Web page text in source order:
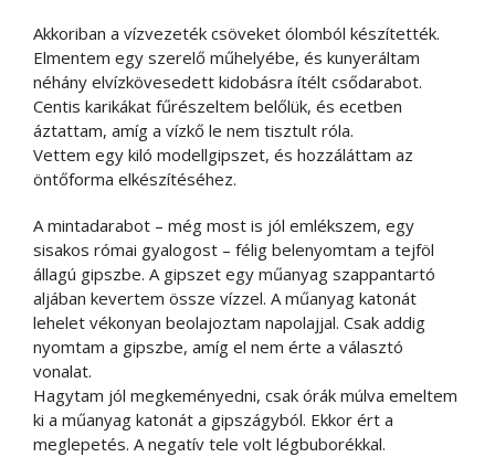
Akkoriban a vízvezeték csöveket ólomból készítették.
Elmentem egy szerelő műhelyébe, és kunyeráltam
néhány elvízkövesedett kidobásra ítélt csődarabot.
Centis karikákat fűrészeltem belőlük, és ecetben
áztattam, amíg a vízkő le nem tisztult róla.
Vettem egy kiló modellgipszet, és hozzáláttam az
öntőforma elkészítéséhez.
A mintadarabot – még most is jól emlékszem, egy
sisakos római gyalogost – félig belenyomtam a tejföl
állagú gipszbe. A gipszet egy műanyag szappantartó
aljában kevertem össze vízzel. A műanyag katonát
lehelet vékonyan beolajoztam napolajjal. Csak addig
nyomtam a gipszbe, amíg el nem érte a választó
vonalat.
Hagytam jól megkeményedni, csak órák múlva emeltem
ki a műanyag katonát a gipszágyból. Ekkor ért a
meglepetés. A negatív tele volt légbuborékkal.